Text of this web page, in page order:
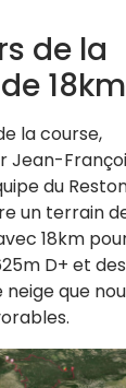
de la
18km
la course,
Jean-
du
un terrain
18km
D+ et des
que